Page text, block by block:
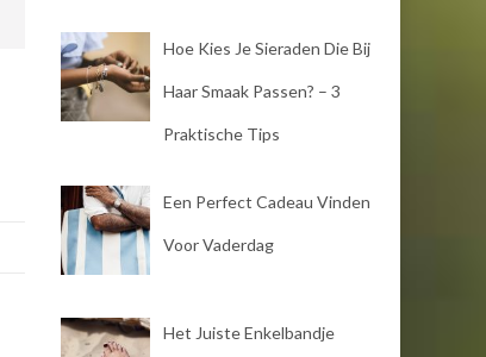
Hoe Kies Je Sieraden Die Bij
Haar Smaak Passen? – 3
Praktische Tips
Een Perfect Cadeau Vinden
Voor Vaderdag
Het Juiste Enkelbandje